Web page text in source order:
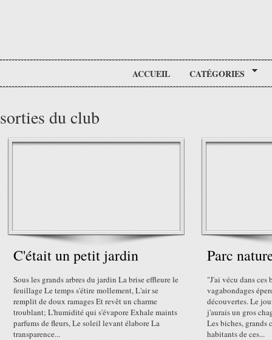
ACCUEIL CATÉGORIES
sorties du club
C'était un petit jardin
Sous les grands arbres du jardin La brise effleure le
feuillage Le temps s'étire mollement, L'air se
remplit de doux ramages Et revêt un charme
troublant; L'humidité qui s'évapore Exhale maints
parfums de fleurs, Le soleil levant élabore La
transparence...
Parc
"J'ai vécu dans ces
vagabondages
découvertes. Le
j'aurais un gros
Les biches, grands
habitants de ces...